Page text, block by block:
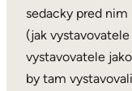
sedacky pred
(jak
vystavovatele
by tam